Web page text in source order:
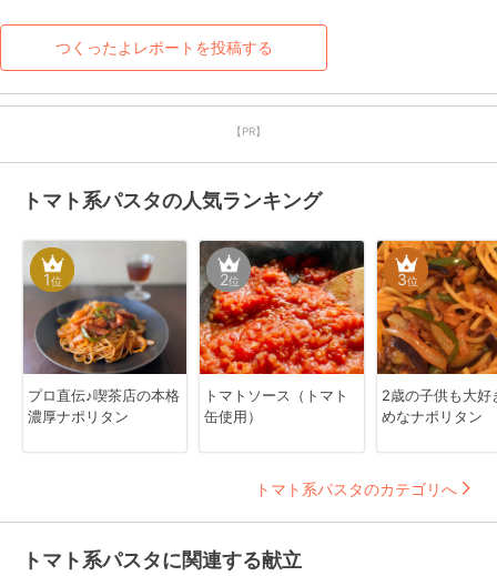
つくったよレポートを投稿する
【PR】
トマト系パスタの人気ランキング
1位
プロ直伝♪喫茶店の本格
濃厚ナポリタン
2位
トマトソース（トマト
缶使用）
3位
2歳の子供も大
めなナポリタン
トマト系パスタのカテゴリへ
トマト系パスタに関連する献立